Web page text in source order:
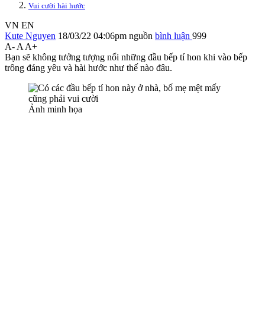
Vui cười hài hước
VN EN
Kute Nguyen 18/03/22 04:06pm nguồn bình luận 999
A- A A+
Bạn sẽ không tưởng tượng nổi những đầu bếp tí hon khi vào bếp
trông đáng yêu và hài hước như thế nào đâu.
Ảnh minh họa